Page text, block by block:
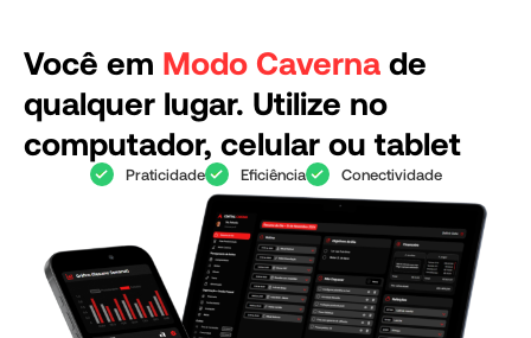
Você em Modo Caverna de
qualquer lugar. Utilize no
computador, celular ou tablet
Praticidade Eficiência Conectividade